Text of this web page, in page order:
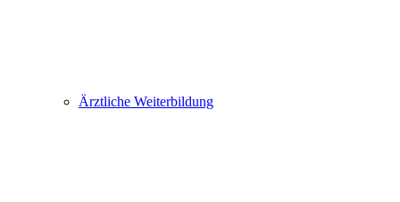
Ärztliche Weiterbildung